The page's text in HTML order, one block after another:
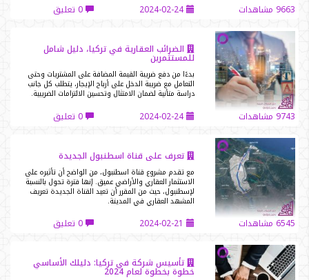
9663 مشاهدات 2024-02-24 0 تعليق
الضرائب العقارية في تركيا، دليل شامل
للمستثمرين
بدءًا من دفع ضريبة القيمة المضافة على المشتريات وحتى
التعامل مع ضريبة الدخل على أرباح الإيجار، يتطلب كل جانب
دراسة متأنية لضمان الامتثال وتحسين الالتزامات الضريبية.
9743 مشاهدات 2024-02-24 0 تعليق
تعرف على قناة اسطنبول الجديدة
مع تقدم مشروع قناة اسطنبول، من الواضح أن تأثيره على
الاستثمار العقاري والأراضي عميق. إنها فترة تحول بالنسبة
لإسطنبول، حيث من المقرر أن تعيد القناة الجديدة تعريف
المشهد العقاري في المدينة.
6545 مشاهدات 2024-02-21 0 تعليق
تأسيس شركة في تركيا: دليلك الأساسي
خطوة بخطوة لعام 2024